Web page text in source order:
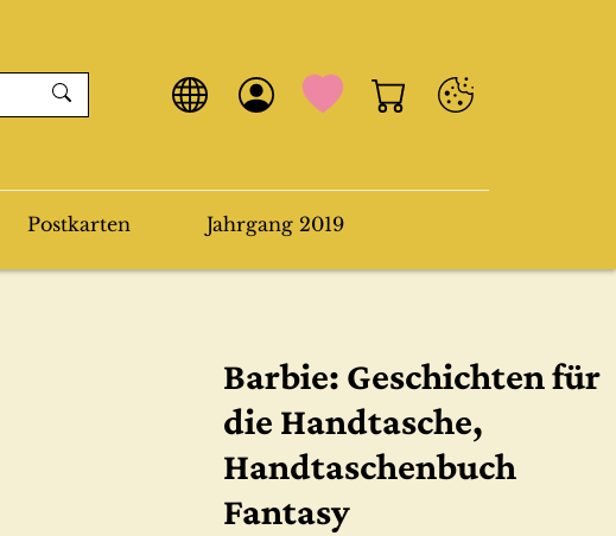
Postkarten Jahrgang 2019
Barbie: Geschichten für
die Handtasche,
Handtaschenbuch
Fantasy